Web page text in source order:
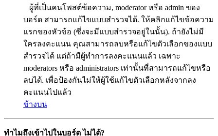
ผู้ที่เป็นคนโพสต์ข้อความ, moderator หรือ admin ของ
บอร์ด สามารถแก้ไขแบบสำรวจได้. ให้คลิกแก้ไขข้อความ
แรกของหัวข้อ (ซึ่งจะมีแบบสำรวจอยู่ในนั้น). ถ้ายังไม่มี
ใครลงคะแนน คุณสามารถลบหรือแก้ไขตัวเลือกของแบบ
สำรวจได้ แต่ถ้ามีผู้ทำการลงคะแนนแล้ว เฉพาะ
moderators หรือ administrators เท่านั้นที่สามารถแก้ไขหรือ
ลบได้. เพื่อป้องกันไม่ให้ผู้ใช้แก้ไขตัวเลือกหลังจากลง
คะแนนไปแล้ว
ข้างบน
ทำไมถึงเข้าไปในบอร์ด ไม่ได้?